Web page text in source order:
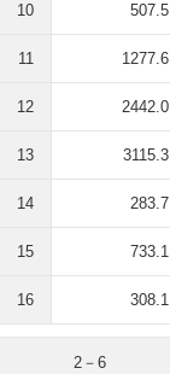
10 507.5
11 1277.6
12 2442.0
13 3115.3
14 283.7
15 733.1
16 308.1
2－6